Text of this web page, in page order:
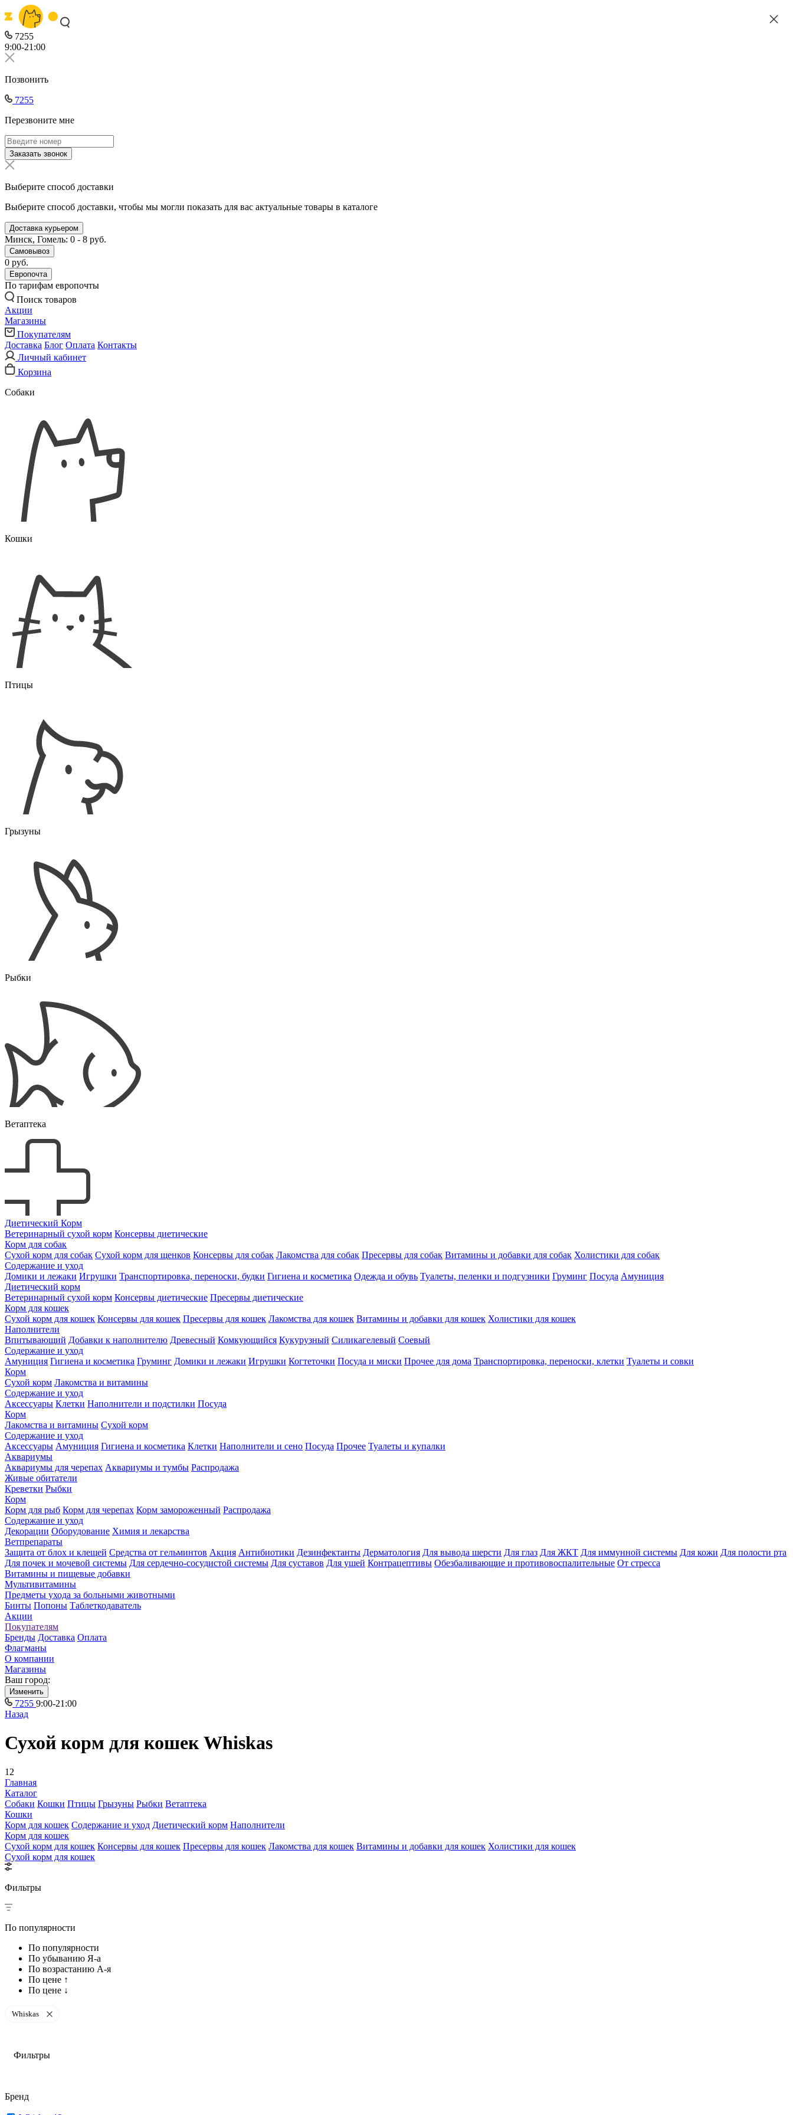
7255
9:00-21:00
Позвонить
7255
Перезвоните мне
Заказать звонок
Выберите способ доставки
Выберите способ доставки, чтобы мы могли показать для вас актуальные товары в каталоге
Доставка курьером
Минск, Гомель: 0 - 8 руб.
Самовывоз
0 руб.
Европочта
По тарифам европочты
Поиск товаров
Акции
Магазины
Покупателям
Доставка Блог Оплата Контакты
Личный кабинет
Корзина
Собаки
Кошки
Птицы
Грызуны
Рыбки
Ветаптека
Диетический Корм
Ветеринарный сухой корм Консервы диетические
Корм для собак
Сухой корм для собак Сухой корм для щенков Консервы для собак Лакомства для собак Пресервы для собак Витамины и добавки для собак Холистики для собак
Содержание и уход
Домики и лежаки Игрушки Транспортировка, переноски, будки Гигиена и косметика Одежда и обувь Туалеты, пеленки и подгузники Груминг Посуда Амуниция
Диетический корм
Ветеринарный сухой корм Консервы диетические Пресервы диетические
Корм для кошек
Сухой корм для кошек Консервы для кошек Пресервы для кошек Лакомства для кошек Витамины и добавки для кошек Холистики для кошек
Наполнители
Впитывающий Добавки к наполнителю Древесный Комкующийся Кукурузный Силикагелевый Соевый
Содержание и уход
Амуниция Гигиена и косметика Груминг Домики и лежаки Игрушки Когтеточки Посуда и миски Прочее для дома Транспортировка, переноски, клетки Туалеты и совки
Корм
Сухой корм Лакомства и витамины
Содержание и уход
Аксессуары Клетки Наполнители и подстилки Посуда
Корм
Лакомства и витамины Сухой корм
Содержание и уход
Аксессуары Амуниция Гигиена и косметика Клетки Наполнители и сено Посуда Прочее Туалеты и купалки
Аквариумы
Аквариумы для черепах Аквариумы и тумбы Распродажа
Живые обитатели
Креветки Рыбки
Корм
Корм для рыб Корм для черепах Корм замороженный Распродажа
Содержание и уход
Декорации Оборудование Химия и лекарства
Ветпрепараты
Защита от блох и клещей Средства от гельминтов Акция Антибиотики Дезинфектанты Дерматология Для вывода шерсти Для глаз Для ЖКТ Для иммунной системы Для кожи Для полости рта
Для почек и мочевой системы Для сердечно-сосудистой системы Для суставов Для ушей Контрацептивы Обезбаливающие и противовоспалительные От стресса
Витамины и пищевые добавки
Мультивитамины
Предметы ухода за больными животными
Бинты Попоны Таблеткодаватель
Акции
Покупателям
Бренды Доставка Оплата
Флагманы
О компании
Магазины
Ваш город:
Изменить
7255 9:00-21:00
Назад
Сухой корм для кошек Whiskas
12
Главная
Каталог
Собаки Кошки Птицы Грызуны Рыбки Ветаптека
Кошки
Корм для кошек Содержание и уход Диетический корм Наполнители
Корм для кошек
Сухой корм для кошек Консервы для кошек Пресервы для кошек Лакомства для кошек Витамины и добавки для кошек Холистики для кошек
Сухой корм для кошек
Фильтры
По популярности
По популярности
По убыванию Я-а
По возрастанию А-я
По цене ↑
По цене ↓
Whiskas
Фильтры
Бренд